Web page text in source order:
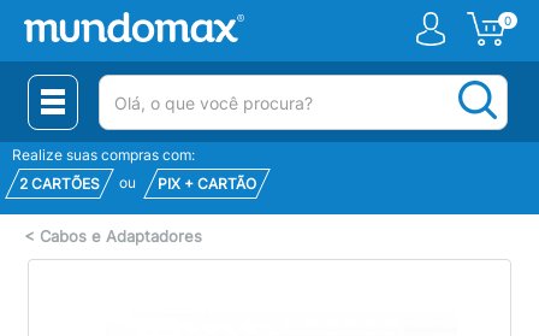
0
(pesquisar)
Realize suas compras com:
2 CARTÕES
ou PIX + CARTÃO
< Cabos e Adaptadores